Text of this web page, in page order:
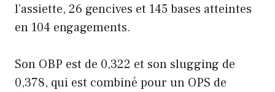
l’assiette, 26 gencives et 145 bases atteintes
en 104 engagements.
Son OBP est de 0,322 et son slugging de
0,378, qui est combiné pour un OPS de